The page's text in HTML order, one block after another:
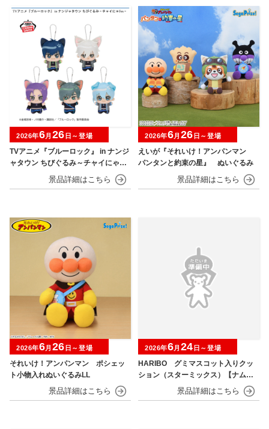
TVアニメ『ブルーロック』 in ナンジ
ャタウン ちびぐるみ～チャイにゃFe
2026年6月 26 日～登場
えいが『それいけ！アンパンマン
パンタンと約束の星』 ぬいぐるみ
2026年6月 26 日～登場
それいけ！アンパンマン ポシェッ
ト小物入れぬいぐるみLL
2026年6月 26 日～登場
HARIBO グミマスコット入りクッ
ション（スターミックス）【ナムコ
2026年6月 24 日～登場